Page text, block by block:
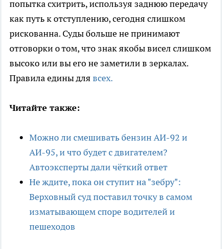
попытка схитрить, используя заднюю передачу
как путь к отступлению, сегодня слишком
рискованна. Суды больше не принимают
отговорки о том, что знак якобы висел слишком
высоко или вы его не заметили в зеркалах.
Правила едины для всех.
Читайте также:
Можно ли смешивать бензин АИ-92 и
АИ-95, и что будет с двигателем?
Автоэксперты дали чёткий ответ
Не ждите, пока он ступит на "зебру":
Верховный суд поставил точку в самом
изматывающем споре водителей и
пешеходов